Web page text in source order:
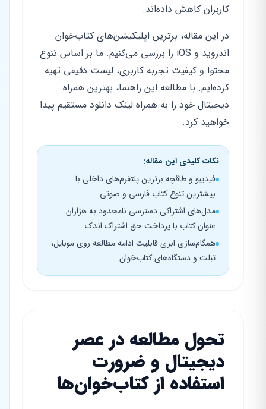
کاربران کاهش داده‌اند.
در این مقاله، برترین اپلیکیشن‌های کتاب‌خوان
اندروید و iOS را بررسی می‌کنیم. ما بر اساس تنوع
محتوا و کیفیت تجربه کاربری، لیست دقیقی تهیه
کرده‌ایم. با مطالعه این راهنما، بهترین همراه
دیجیتال خود را به همراه لینک دانلود مستقیم پیدا
خواهید کرد.
نکات کلیدی این مقاله:
فیدیبو و طاقچه برترین پلتفرم‌های داخلی با
بیشترین تنوع کتاب فارسی و صوتی
مدل‌های اشتراکی دسترسی نامحدود به هزاران
عنوان کتاب با پرداخت حق اشتراک اندک
همگام‌سازی ابری قابلیت ادامه مطالعه روی موبایل،
تبلت و دستگاه‌های کتاب‌خوان
تحول مطالعه در عصر
دیجیتال و ضرورت
استفاده از کتاب‌خوان‌ها